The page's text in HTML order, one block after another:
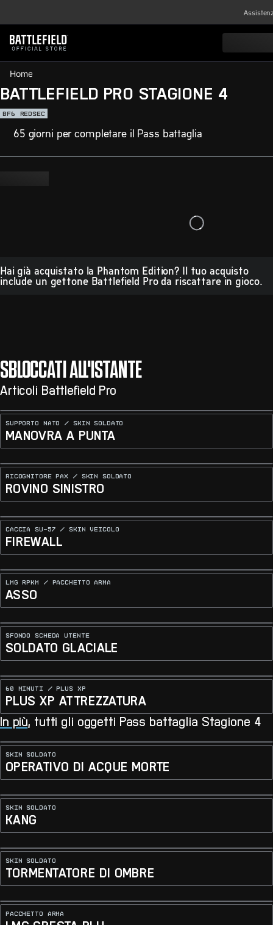
Home
BATTLEFIELD PRO STAGIONE 4
BF6 REDSEC
65 giorni per completare il Pass battaglia
Hai già acquistato la Phantom Edition? Il tuo acquisto
include un gettone Battlefield Pro da riscattare in gioco.
SBLOCCATI ALL'ISTANTE
Articoli Battlefield Pro
SUPPORTO NATO / SKIN SOLDATO
MANOVRA A PUNTA
RICOGNITORE PAX / SKIN SOLDATO
ROVINO SINISTRO
CACCIA SU-57 / SKIN VEICOLO
FIREWALL
LMG RPKM / PACCHETTO ARMA
ASSO
SFONDO SCHEDA UTENTE
SOLDATO GLACIALE
60 MINUTI / PLUS XP
PLUS XP ATTREZZATURA
In più, tutti gli oggetti Pass battaglia Stagione 4
SKIN SOLDATO
OPERATIVO DI ACQUE MORTE
SKIN SOLDATO
KANG
SKIN SOLDATO
TORMENTATORE DI OMBRE
PACCHETTO ARMA